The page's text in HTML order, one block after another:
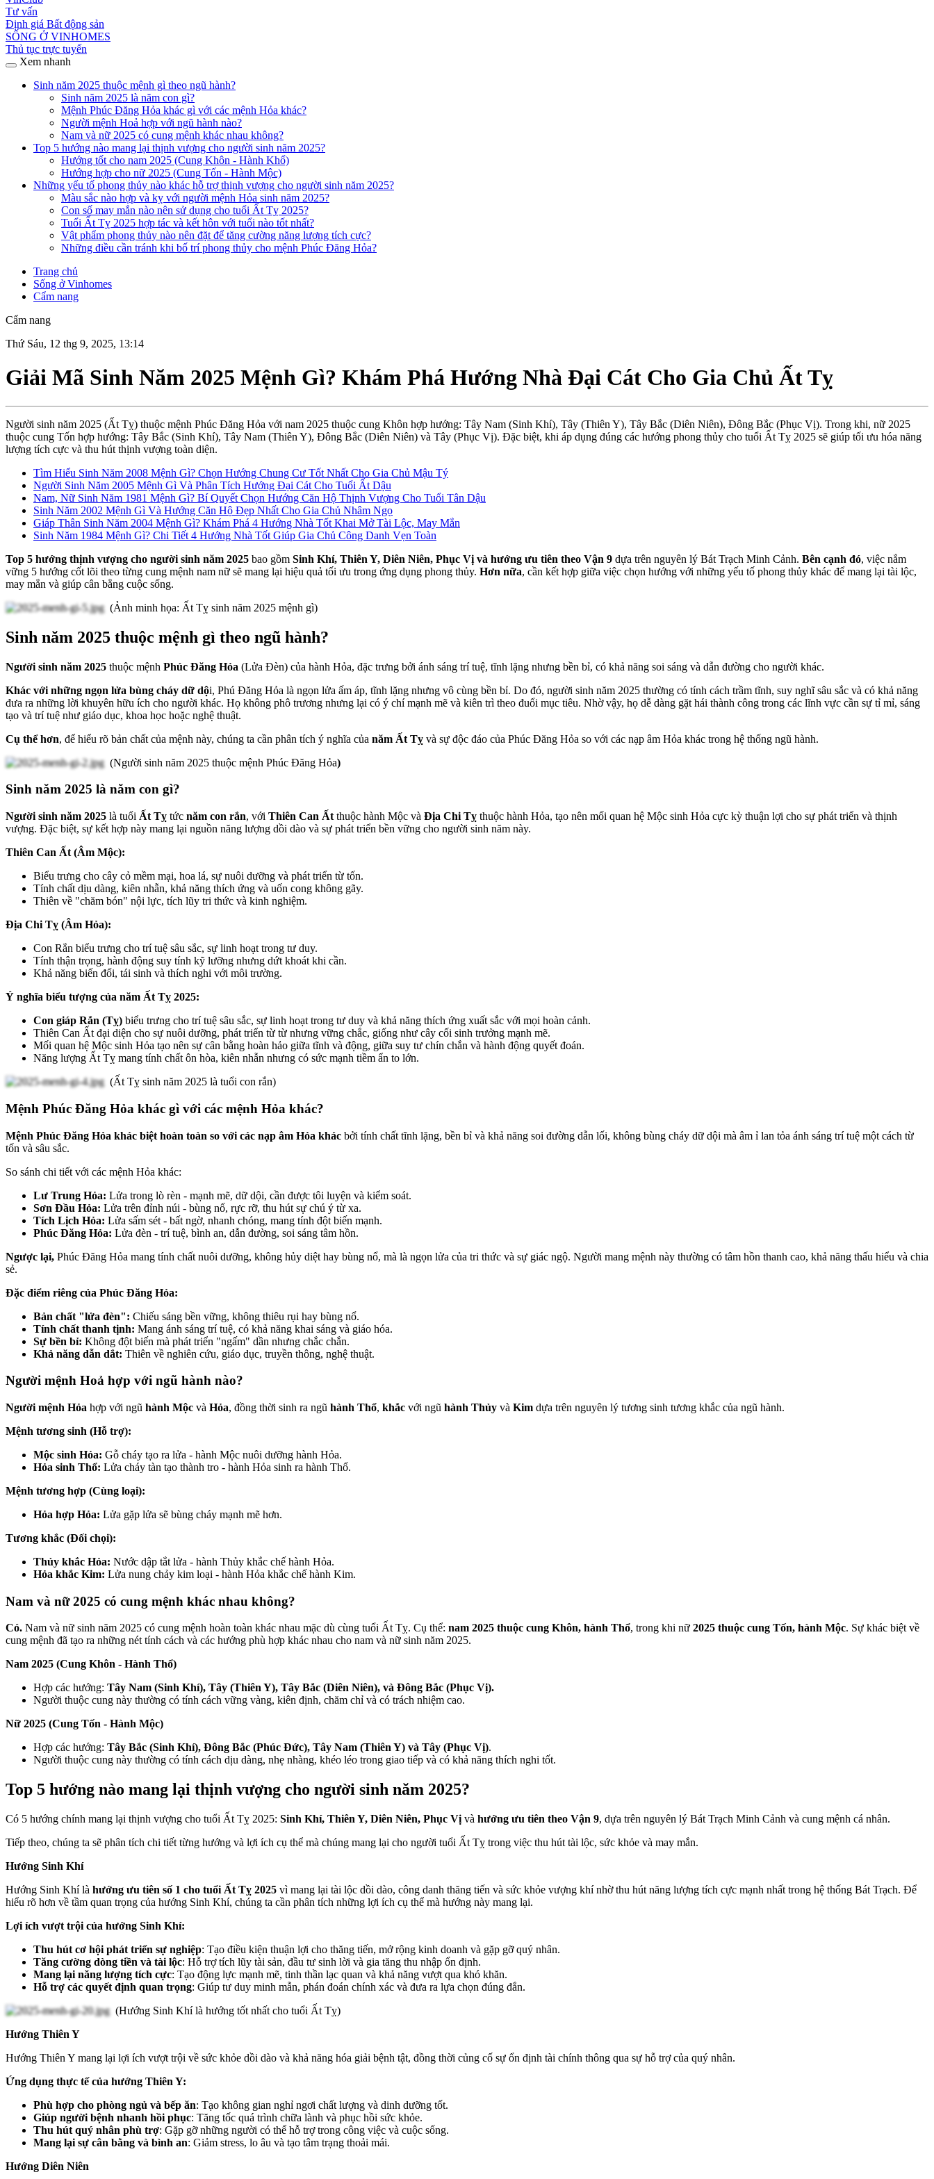
Tư vấn
Định giá Bất động sản
SỐNG Ở VINHOMES
Thủ tục trực tuyến
Xem nhanh
Sinh năm 2025 thuộc mệnh gì theo ngũ hành?
Sinh năm 2025 là năm con gì?
Mệnh Phúc Đăng Hỏa khác gì với các mệnh Hỏa khác?
Người mệnh Hoả hợp với ngũ hành nào?
Nam và nữ 2025 có cung mệnh khác nhau không?
Top 5 hướng nào mang lại thịnh vượng cho người sinh năm 2025?
Hướng tốt cho nam 2025 (Cung Khôn - Hành Khổ)
Hướng hợp cho nữ 2025 (Cung Tốn - Hành Mộc)
Những yếu tố phong thủy nào khác hỗ trợ thịnh vượng cho người sinh năm 2025?
Màu sắc nào hợp và kỵ với người mệnh Hỏa sinh năm 2025?
Con số may mắn nào nên sử dụng cho tuổi Ất Tỵ 2025?
Tuổi Ất Tỵ 2025 hợp tác và kết hôn với tuổi nào tốt nhất?
Vật phẩm phong thủy nào nên đặt để tăng cường năng lượng tích cực?
Những điều cần tránh khi bố trí phong thủy cho mệnh Phúc Đăng Hỏa?
Trang chủ
Sống ở Vinhomes
Cẩm nang
Cẩm nang
Thứ Sáu, 12 thg 9, 2025, 13:14
Giải Mã Sinh Năm 2025 Mệnh Gì? Khám Phá Hướng Nhà Đại Cát Cho Gia Chủ Ất Tỵ
Người sinh năm 2025 (Ất Tỵ) thuộc mệnh Phúc Đăng Hỏa với nam 2025 thuộc cung Khôn hợp hướng: Tây Nam (Sinh Khí), Tây (Thiên Y), Tây Bắc (Diên Niên), Đông Bắc (Phục Vị). Trong khi, nữ 2025
thuộc cung Tốn hợp hướng: Tây Bắc (Sinh Khí), Tây Nam (Thiên Y), Đông Bắc (Diên Niên) và Tây (Phục Vị). Đặc biệt, khi áp dụng đúng các hướng phong thủy cho tuổi Ất Tỵ 2025 sẽ giúp tối ưu hóa năng
lượng tích cực và thu hút thịnh vượng toàn diện.
Tìm Hiểu Sinh Năm 2008 Mệnh Gì? Chọn Hướng Chung Cư Tốt Nhất Cho Gia Chủ Mậu Tý
Người Sinh Năm 2005 Mệnh Gì Và Phân Tích Hướng Đại Cát Cho Tuổi Ất Dậu
Nam, Nữ Sinh Năm 1981 Mệnh Gì? Bí Quyết Chọn Hướng Căn Hộ Thịnh Vượng Cho Tuổi Tân Dậu
Sinh Năm 2002 Mệnh Gì Và Hướng Căn Hộ Đẹp Nhất Cho Gia Chủ Nhâm Ngọ
Giáp Thân Sinh Năm 2004 Mệnh Gì? Khám Phá 4 Hướng Nhà Tốt Khai Mở Tài Lộc, May Mắn
Sinh Năm 1984 Mệnh Gì? Chi Tiết 4 Hướng Nhà Tốt Giúp Gia Chủ Công Danh Vẹn Toàn
Top 5 hướng thịnh vượng cho người sinh năm 2025 bao gồm Sinh Khí, Thiên Y, Diên Niên, Phục Vị và hướng ưu tiên theo Vận 9 dựa trên nguyên lý Bát Trạch Minh Cảnh. Bên cạnh đó, việc nắm
vững 5 hướng cốt lõi theo từng cung mệnh nam nữ sẽ mang lại hiệu quả tối ưu trong ứng dụng phong thủy. Hơn nữa, cần kết hợp giữa việc chọn hướng với những yếu tố phong thủy khác để mang lại tài lộc,
may mắn và giúp cân bằng cuộc sống.
(Ảnh minh họa: Ất Tỵ sinh năm 2025 mệnh gì)
Sinh năm 2025 thuộc mệnh gì theo ngũ hành?
Người sinh năm 2025 thuộc mệnh Phúc Đăng Hỏa (Lửa Đèn) của hành Hỏa, đặc trưng bởi ánh sáng trí tuệ, tĩnh lặng nhưng bền bỉ, có khả năng soi sáng và dẫn đường cho người khác.
Khác với những ngọn lửa bùng cháy dữ dội, Phú Đăng Hỏa là ngọn lửa ấm áp, tĩnh lặng nhưng vô cùng bền bỉ. Do đó, người sinh năm 2025 thường có tính cách trầm tĩnh, suy nghĩ sâu sắc và có khả năng
đưa ra những lời khuyên hữu ích cho người khác. Họ không phô trương nhưng lại có ý chí mạnh mẽ và kiên trì theo đuổi mục tiêu. Nhờ vậy, họ dễ dàng gặt hái thành công trong các lĩnh vực cần sự tỉ mỉ, sáng
tạo và trí tuệ như giáo dục, khoa học hoặc nghệ thuật.
Cụ thể hơn, để hiểu rõ bản chất của mệnh này, chúng ta cần phân tích ý nghĩa của năm Ất Tỵ và sự độc đáo của Phúc Đăng Hỏa so với các nạp âm Hỏa khác trong hệ thống ngũ hành.
(Người sinh năm 2025 thuộc mệnh Phúc Đăng Hỏa)
Sinh năm 2025 là năm con gì?
Người sinh năm 2025 là tuổi Ất Tỵ tức năm con rắn, với Thiên Can Ất thuộc hành Mộc và Địa Chi Tỵ thuộc hành Hỏa, tạo nên mối quan hệ Mộc sinh Hỏa cực kỳ thuận lợi cho sự phát triển và thịnh
vượng. Đặc biệt, sự kết hợp này mang lại nguồn năng lượng dồi dào và sự phát triển bền vững cho người sinh năm này.
Thiên Can Ất (Âm Mộc):
Biểu trưng cho cây cỏ mềm mại, hoa lá, sự nuôi dưỡng và phát triển từ tốn.
Tính chất dịu dàng, kiên nhẫn, khả năng thích ứng và uốn cong không gãy.
Thiên về "chăm bón" nội lực, tích lũy tri thức và kinh nghiệm.
Địa Chi Tỵ (Âm Hỏa):
Con Rắn biểu trưng cho trí tuệ sâu sắc, sự linh hoạt trong tư duy.
Tính thận trọng, hành động suy tính kỹ lưỡng nhưng dứt khoát khi cần.
Khả năng biến đổi, tái sinh và thích nghi với môi trường.
Ý nghĩa biểu tượng của năm Ất Tỵ 2025:
Con giáp Rắn (Tỵ) biểu trưng cho trí tuệ sâu sắc, sự linh hoạt trong tư duy và khả năng thích ứng xuất sắc với mọi hoàn cảnh.
Thiên Can Ất đại diện cho sự nuôi dưỡng, phát triển từ từ nhưng vững chắc, giống như cây cối sinh trưởng mạnh mẽ.
Mối quan hệ Mộc sinh Hỏa tạo nên sự cân bằng hoàn hảo giữa tĩnh và động, giữa suy tư chín chắn và hành động quyết đoán.
Năng lượng Ất Tỵ mang tính chất ôn hòa, kiên nhẫn nhưng có sức mạnh tiềm ẩn to lớn.
(Ất Tỵ sinh năm 2025 là tuổi con rắn)
Mệnh Phúc Đăng Hỏa khác gì với các mệnh Hỏa khác?
Mệnh Phúc Đăng Hỏa khác biệt hoàn toàn so với các nạp âm Hỏa khác bởi tính chất tĩnh lặng, bền bỉ và khả năng soi đường dẫn lối, không bùng cháy dữ dội mà âm ỉ lan tỏa ánh sáng trí tuệ một cách từ
tốn và sâu sắc.
So sánh chi tiết với các mệnh Hỏa khác:
Lư Trung Hỏa: Lửa trong lò rèn - mạnh mẽ, dữ dội, cần được tôi luyện và kiểm soát.
Sơn Đầu Hỏa: Lửa trên đỉnh núi - bùng nổ, rực rỡ, thu hút sự chú ý từ xa.
Tích Lịch Hỏa: Lửa sấm sét - bất ngờ, nhanh chóng, mang tính đột biến mạnh.
Phúc Đăng Hỏa: Lửa đèn - trí tuệ, bình an, dẫn đường, soi sáng tâm hồn.
Ngược lại, Phúc Đăng Hỏa mang tính chất nuôi dưỡng, không hủy diệt hay bùng nổ, mà là ngọn lửa của tri thức và sự giác ngộ. Người mang mệnh này thường có tâm hồn thanh cao, khả năng thấu hiểu và chia
sẻ.
Đặc điểm riêng của Phúc Đăng Hỏa:
Bản chất "lửa đèn": Chiếu sáng bền vững, không thiêu rụi hay bùng nổ.
Tính chất thanh tịnh: Mang ánh sáng trí tuệ, có khả năng khai sáng và giáo hóa.
Sự bền bỉ: Không đột biến mà phát triển "ngấm" dần nhưng chắc chắn.
Khả năng dẫn dắt: Thiên về nghiên cứu, giáo dục, truyền thông, nghệ thuật.
Người mệnh Hoả hợp với ngũ hành nào?
Người mệnh Hỏa hợp với ngũ hành Mộc và Hỏa, đồng thời sinh ra ngũ hành Thổ, khắc với ngũ hành Thủy và Kim dựa trên nguyên lý tương sinh tương khắc của ngũ hành.
Mệnh tương sinh (Hỗ trợ):
Mộc sinh Hỏa: Gỗ cháy tạo ra lửa - hành Mộc nuôi dưỡng hành Hỏa.
Hỏa sinh Thổ: Lửa cháy tàn tạo thành tro - hành Hỏa sinh ra hành Thổ.
Mệnh tương hợp (Cùng loại):
Hỏa hợp Hỏa: Lửa gặp lửa sẽ bùng cháy mạnh mẽ hơn.
Tương khắc (Đối chọi):
Thủy khắc Hỏa: Nước dập tắt lửa - hành Thủy khắc chế hành Hỏa.
Hỏa khắc Kim: Lửa nung chảy kim loại - hành Hỏa khắc chế hành Kim.
Nam và nữ2025 có cung mệnh khác nhau không?
Có. Nam và nữ sinh năm 2025 có cung mệnh hoàn toàn khác nhau mặc dù cùng tuổi Ất Tỵ. Cụ thể: nam 2025 thuộc cung Khôn, hành Thổ, trong khi nữ 2025 thuộc cung Tốn, hành Mộc. Sự khác biệt về
cung mệnh đã tạo ra những nét tính cách và các hướng phù hợp khác nhau cho nam và nữ sinh năm 2025.
Nam 2025 (Cung Khôn - Hành Thổ)
Hợp các hướng: Tây Nam (Sinh Khí), Tây (Thiên Y), Tây Bắc (Diên Niên), và Đông Bắc (Phục Vị).
Người thuộc cung này thường có tính cách vững vàng, kiên định, chăm chỉ và có trách nhiệm cao.
Nữ 2025 (Cung Tốn - Hành Mộc)
Hợp các hướng: Tây Bắc (Sinh Khí), Đông Bắc (Phúc Đức), Tây Nam (Thiên Y) và Tây (Phục Vị).
Người thuộc cung này thường có tính cách dịu dàng, nhẹ nhàng, khéo léo trong giao tiếp và có khả năng thích nghi tốt.
Top 5 hướng nào mang lại thịnh vượng cho người sinh năm 2025?
Có 5 hướng chính mang lại thịnh vượng cho tuổi Ất Tỵ 2025: Sinh Khí, Thiên Y, Diên Niên, Phục Vị và hướng ưu tiên theo Vận 9, dựa trên nguyên lý Bát Trạch Minh Cảnh và cung mệnh cá nhân.
Tiếp theo, chúng ta sẽ phân tích chi tiết từng hướng và lợi ích cụ thể mà chúng mang lại cho người tuổi Ất Tỵ trong việc thu hút tài lộc, sức khỏe và may mắn.
Hướng Sinh Khí
Hướng Sinh Khí là hướng ưu tiên số 1 cho tuổi Ất Tỵ 2025 vì mang lại tài lộc dồi dào, công danh thăng tiến và sức khỏe vượng khí nhờ thu hút năng lượng tích cực mạnh nhất trong hệ thống Bát Trạch. Để
hiểu rõ hơn về tầm quan trọng của hướng Sinh Khí, chúng ta cần phân tích những lợi ích cụ thể mà hướng này mang lại.
Lợi ích vượt trội của hướng Sinh Khí:
Thu hút cơ hội phát triển sự nghiệp: Tạo điều kiện thuận lợi cho thăng tiến, mở rộng kinh doanh và gặp gỡ quý nhân.
Tăng cường dòng tiền và tài lộc: Hỗ trợ tích lũy tài sản, đầu tư sinh lời và gia tăng thu nhập ổn định.
Mang lại năng lượng tích cực: Tạo động lực mạnh mẽ, tinh thần lạc quan và khả năng vượt qua khó khăn.
Hỗ trợ các quyết định quan trọng: Giúp tư duy minh mẫn, phán đoán chính xác và đưa ra lựa chọn đúng đắn.
(Hướng Sinh Khí là hướng tốt nhất cho tuổi Ất Tỵ)
Hướng Thiên Y
Hướng Thiên Y mang lại lợi ích vượt trội về sức khỏe dồi dào và khả năng hóa giải bệnh tật, đồng thời củng cố sự ổn định tài chính thông qua sự hỗ trợ của quý nhân.
Ứng dụng thực tế của hướng Thiên Y:
Phù hợp cho phòng ngủ và bếp ăn: Tạo không gian nghỉ ngơi chất lượng và dinh dưỡng tốt.
Giúp người bệnh nhanh hồi phục: Tăng tốc quá trình chữa lành và phục hồi sức khỏe.
Thu hút quý nhân phù trợ: Gặp gỡ những người có thể hỗ trợ trong công việc và cuộc sống.
Mang lại sự cân bằng và bình an: Giảm stress, lo âu và tạo tâm trạng thoải mái.
Hướng Diên Niên